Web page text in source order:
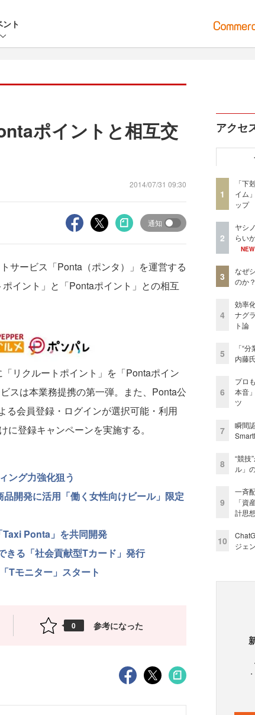
ント
ポイントと相互交
2014/07/31 09:30
通知
サービス「Ponta（ポンタ）」を運営する
イント」と「Pontaポイント」との相互
リクルートポイント」を「Pontaポイン
スは本業務提携の第一弾。また、Ponta公
る会員登録・ログインが選択可能・利用
登録キャンペーンを実施する。
ング力強化狙う
開発に活用「働く女性向けビール」限定
Taxi Ponta」を共同開発
きる「社会貢献型Tカード」発行
Tモニター」スタート
0 参考になった
アクセ
1
「下
イム
ップ
2
ヤシ
らい
NEW
3
なぜ
のか
4
効率
ナグ
ト論
5
「“
内藤
6
プロ
本音
ツ
7
瞬間
8
“競技
ル」
9
一斉
「資
計思想
10
ジェ